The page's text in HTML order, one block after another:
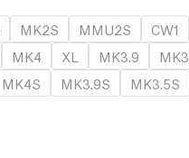
MK2S MMU2S CW1
MK4 XL MK3.9
MK4S MK3.9S MK3.5S